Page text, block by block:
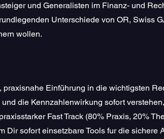
und Generalisten im Finanz- und
Unterschiede von OR, Swiss
wollen.
praxisnahe Einführung in die wichtigsten
die Kennzahlenwirkung sofort
Fast Track (80% Praxis, 20%
Dir sofort einsetzbare Tools fur die